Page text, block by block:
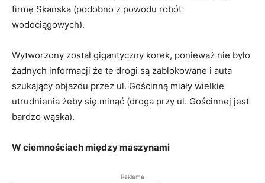
firmę Skanska (podobno z powodu robót
wodociągowych).
Wytworzony został gigantyczny korek, ponieważ nie było
żadnych informacji że te drogi są zablokowane i auta
szukający objazdu przez ul. Gościnną miały wielkie
utrudnienia żeby się minąć (droga przy ul. Gościnnej jest
bardzo wąska).
W ciemnościach między maszynami
Reklama